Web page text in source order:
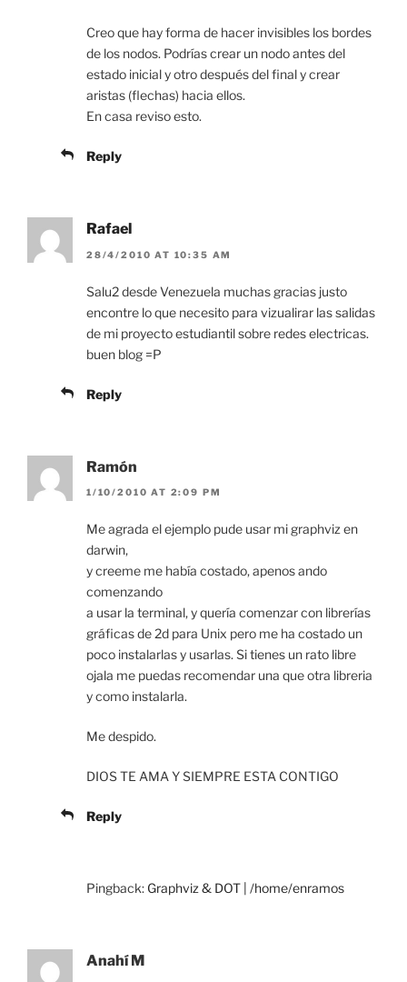
Creo que hay forma de hacer invisibles los bordes
de los nodos. Podrías crear un nodo antes del
estado inicial y otro después del final y crear
aristas (flechas) hacia ellos.
En casa reviso esto.
Reply
Rafael
28/4/2010 AT 10:35 AM
Salu2 desde Venezuela muchas gracias justo
encontre lo que necesito para vizualirar las salidas
de mi proyecto estudiantil sobre redes electricas.
buen blog =P
Reply
Ramón
1/10/2010 AT 2:09 PM
Me agrada el ejemplo pude usar mi graphviz en
darwin,
y creeme me había costado, apenos ando
comenzando
a usar la terminal, y quería comenzar con librerías
gráficas de 2d para Unix pero me ha costado un
poco instalarlas y usarlas. Si tienes un rato libre
ojala me puedas recomendar una que otra libreria
y como instalarla.
Me despido.
DIOS TE AMA Y SIEMPRE ESTA CONTIGO
Reply
Pingback: Graphviz & DOT | /home/enramos
Anahí M